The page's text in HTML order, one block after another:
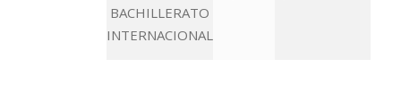
BACHILLERATO
INTERNACIONAL